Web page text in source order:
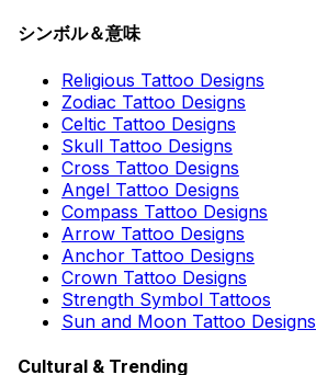
シンボル＆意味
Religious Tattoo Designs
Zodiac Tattoo Designs
Celtic Tattoo Designs
Skull Tattoo Designs
Cross Tattoo Designs
Angel Tattoo Designs
Compass Tattoo Designs
Arrow Tattoo Designs
Anchor Tattoo Designs
Crown Tattoo Designs
Strength Symbol Tattoos
Sun and Moon Tattoo Designs
Cultural & Trending